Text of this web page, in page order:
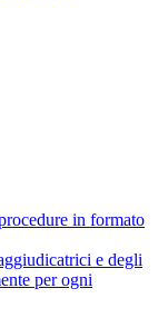
in formato
e degli
per ogni